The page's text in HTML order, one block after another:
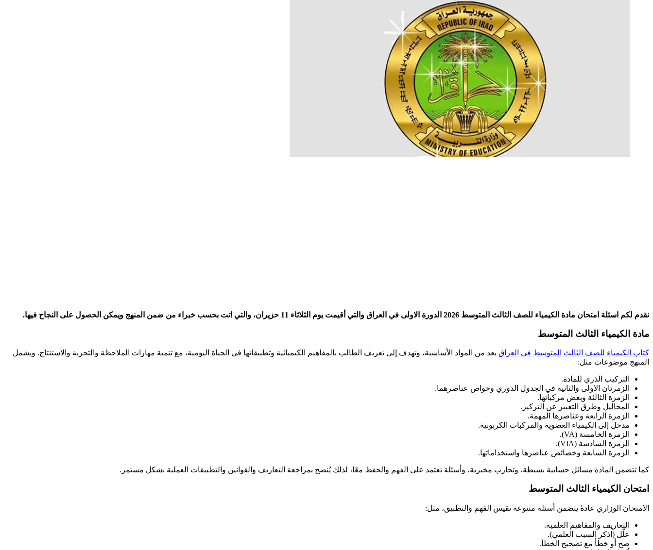
نقدم لكم اسئلة امتحان مادة الكيمياء للصف الثالث المتوسط 2026 الدورة الاولى في العراق والتي أقيمت يوم الثلاثاء 11 حزيران، والتي اتت بحسب خبراء من ضمن المنهج ويمكن الحصول على النجاح فيها.
مادة الكيمياء الثالث المتوسط
كتاب الكيمياء للصف الثالث المتوسط في العراق يعد من المواد الأساسية، وتهدف إلى تعريف الطالب بالمفاهيم الكيميائية وتطبيقاتها في الحياة اليومية، مع تنمية مهارات الملاحظة والتجربة والاستنتاج. ويشمل
المنهج موضوعات مثل:
التركيب الذري للمادة.
الزمرتان الاولى والثانية في الجدول الدوري وخواص عناصرهما.
الزمرة الثالثة وبعض مركباتها.
المحاليل وطرق التعبير عن التركيز.
الزمرة الرابعة وعناصرها المهمة.
مدخل إلى الكيمياء العضوية والمركبات الكربونية.
الزمرة الخامسة (VA).
الزمرة السادسة (VIA).
الزمرة السابعة وخصائص عناصرها واستخداماتها.
كما تتضمن المادة مسائل حسابية بسيطة، وتجارب مخبرية، وأسئلة تعتمد على الفهم والحفظ معًا، لذلك يُنصح بمراجعة التعاريف والقوانين والتطبيقات العملية بشكل مستمر.
امتحان الكيمياء الثالث المتوسط
الامتحان الوزاري عادةً يتضمن أسئلة متنوعة تقيس الفهم والتطبيق، مثل:
التعاريف والمفاهيم العلمية.
علّل (اذكر السبب العلمي).
صح أو خطأ مع تصحيح الخطأ.